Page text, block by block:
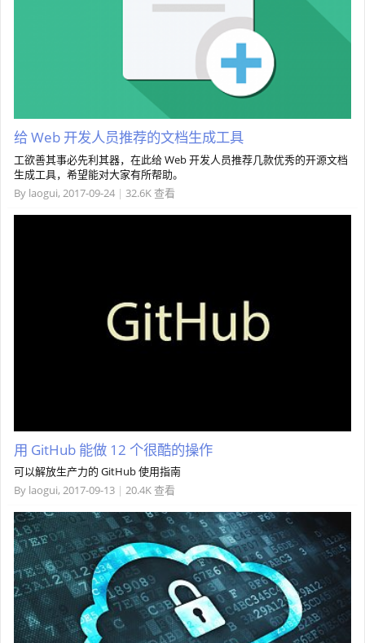
给 Web 开发人员推荐的文档生成工具
工欲善其事必先利其器，在此给 Web 开发人员推荐几款优秀的开源文档
生成工具，希望能对大家有所帮助。
By laogui, 2017-09-24 | 32.6K 查看
用 GitHub 能做 12 个很酷的操作
可以解放生产力的 GitHub 使用指南
By laogui, 2017-09-13 | 20.4K 查看